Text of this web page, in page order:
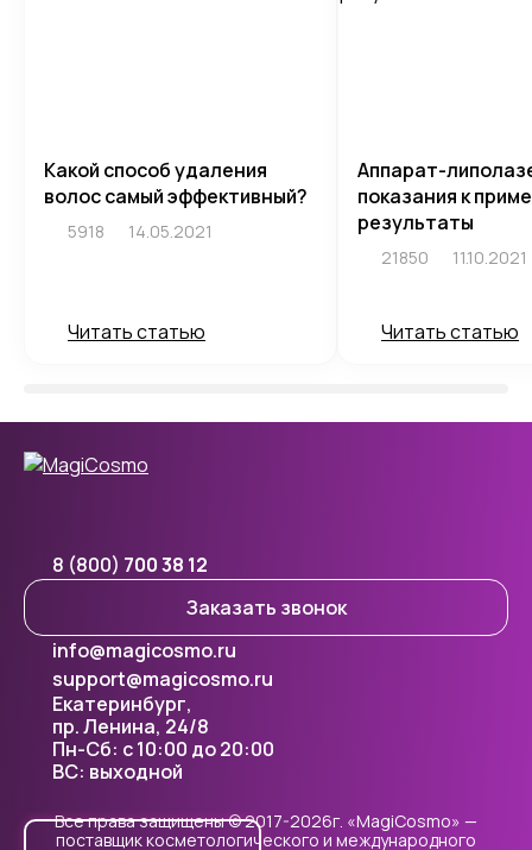
Какой способ удаления
волос самый эффективный?
5918 14.05.2021
Читать статью
Аппарат-
показания к
результаты
21850 11.10.2021
Читать статью
8 (800) 700 38 12
Заказать звонок
Екатеринбург,
пр. Ленина, 24/8
info@magicosmo.ru
support@magicosmo.ru
Пн-Сб: с 10:00 до 20:00
ВС: выходной
Все права защищены © 2017-2026г. «MagiCosmo» —
поставщик косметологического и международного